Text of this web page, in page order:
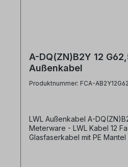
A-DQ(ZN)B2Y 12
Außenkabel
Produktnummer: FCA-AB2Y12G62
LWL Außenkabel A-
Meterware - LWL Kabel 12
Glasfaserkabel mit PE